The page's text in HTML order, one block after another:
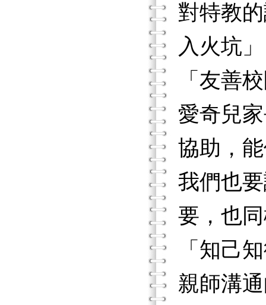
對特教
入火坑
「友善
愛奇兒
協助，
我們也
要，也
「知己
親師溝